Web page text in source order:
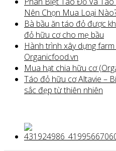
Nên Chọn Mua Loại
Bà bầu ăn táo đỏ được
đỏ hữu cơ cho mẹ bầu
Hành trình xây dựng
Organicfood.vn
Mua hạt chia hữu cơ
Táo đỏ hữu cơ Altavie –
sắc đẹp từ thiên nhiên